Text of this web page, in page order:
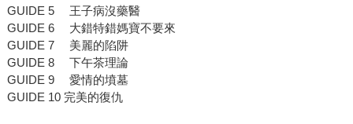
GUIDE 5 王子病沒藥醫
GUIDE 6 大錯特錯媽寶不要來
GUIDE 7 美麗的陷阱
GUIDE 8 下午茶理論
GUIDE 9 愛情的墳墓
GUIDE 10 完美的復仇